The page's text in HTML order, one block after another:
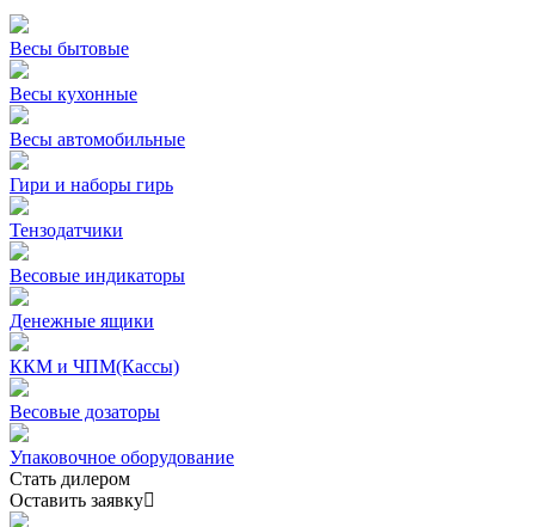
Весы бытовые
Весы кухонные
Весы автомобильные
Гири и наборы гирь
Тензодатчики
Весовые индикаторы
Денежные ящики
ККМ и ЧПМ(Кассы)
Весовые дозаторы
Упаковочное оборудование
Стать дилером
Оставить заявку